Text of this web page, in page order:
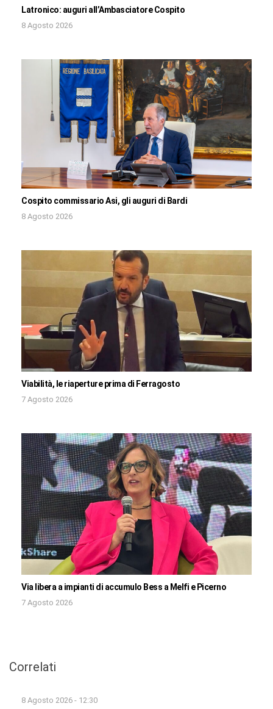
Latronico: auguri all’Ambasciatore Cospito
8 Agosto 2026
Cospito commissario Asi, gli auguri di Bardi
8 Agosto 2026
Viabilità, le riaperture prima di Ferragosto
7 Agosto 2026
Via libera a impianti di accumulo Bess a Melfi e Picerno
7 Agosto 2026
Correlati
8 Agosto 2026 - 12:30